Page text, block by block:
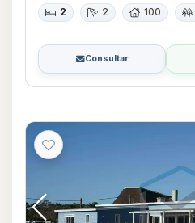
2 2 100
Consultar